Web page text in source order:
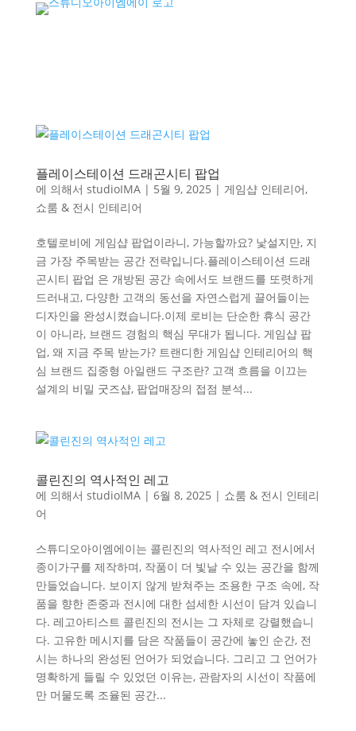
플레이스테이션 드래곤시티 팝업
에 의해서 studioIMA| 5월 9, 2025 | 게임샵 인테리어,
쇼룸 & 전시 인테리어
호텔로비에 게임샵 팝업이라니, 가능할까요? 낯설지만, 지
금 가장 주목받는 공간 전략입니다.플레이스테이션 드래
곤시티 팝업 은 개방된 공간 속에서도 브랜드를 또렷하게
드러내고, 다양한 고객의 동선을 자연스럽게 끌어들이는
디자인을 완성시켰습니다.이제 로비는 단순한 휴식 공간
이 아니라, 브랜드 경험의 핵심 무대가 됩니다. 게임샵 팝
업, 왜 지금 주목 받는가? 트랜디한 게임샵 인테리어의 핵
심 브랜드 집중형 아일랜드 구조란? 고객 흐름을 이끄는
설계의 비밀 굿즈샵, 팝업매장의 접점 분석...
콜린진의 역사적인 레고
에 의해서 studioIMA| 6월 8, 2025 | 쇼룸 & 전시 인테리
어
스튜디오아이엠에이는 콜린진의 역사적인 레고 전시에서
종이가구를 제작하며, 작품이 더 빛날 수 있는 공간을 함께
만들었습니다. 보이지 않게 받쳐주는 조용한 구조 속에, 작
품을 향한 존중과 전시에 대한 섬세한 시선이 담겨 있습니
다. 레고아티스트 콜린진의 전시는 그 자체로 강렬했습니
다. 고유한 메시지를 담은 작품들이 공간에 놓인 순간, 전
시는 하나의 완성된 언어가 되었습니다. 그리고 그 언어가
명확하게 들릴 수 있었던 이유는, 관람자의 시선이 작품에
만 머물도록 조율된 공간...